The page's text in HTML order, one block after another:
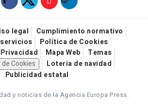
legal
Cumplimiento normativo
Política de Cookies
Mapa Web
Temas
Cookies
Loteria de navidad
Publicidad estatal
y noticias de la Agencia Europa Press.